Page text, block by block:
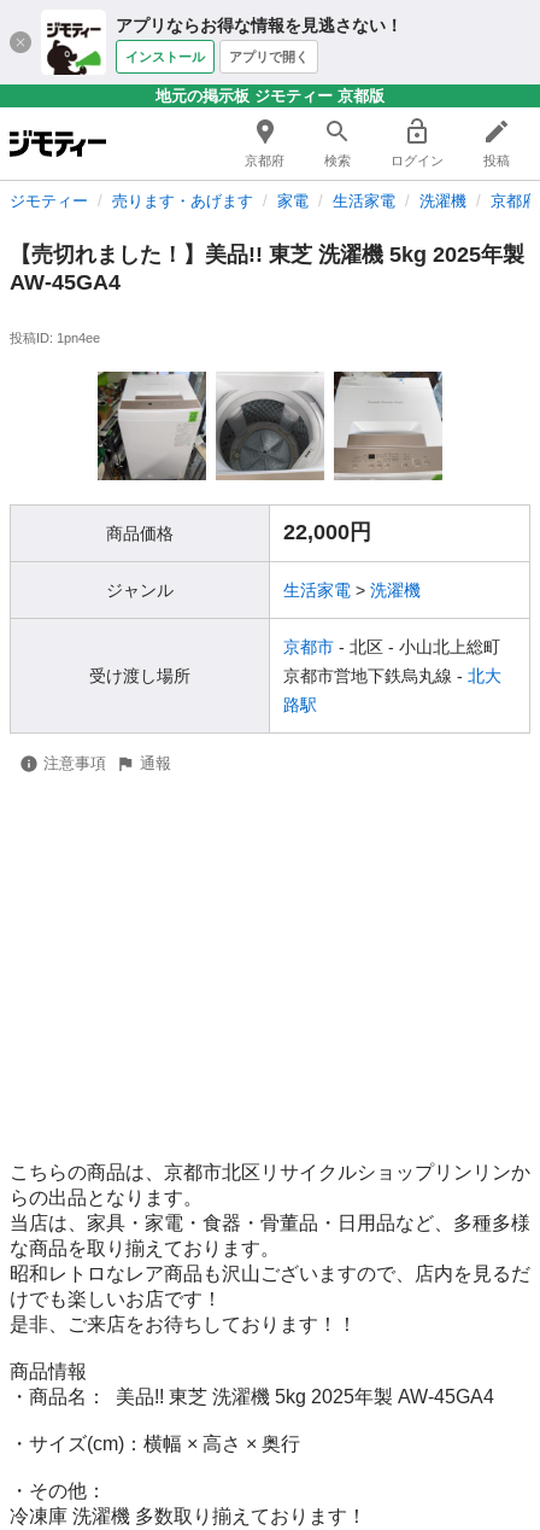
アプリならお得な情報を見逃さない！
インストール アプリで開く
地元の掲示板 ジモティー 京都版
京都府 検索 ログイン 投稿
ジモティー 売ります・あげます 家電 生活家電 洗濯機 京都
【売切れました！】美品!! 東芝 洗濯機 5kg 2025年製
AW-45GA4
投稿ID: 1pn4ee
商品価格 22,000円
ジャンル 生活家電 > 洗濯機
受け渡し場所
京都市 - 北区 - 小山北上総町
京都市営地下鉄烏丸線 - 北大
路駅
注意事項 通報
こちらの商品は、京都市北区リサイクルショップリンリンか
らの出品となります。
当店は、家具・家電・食器・骨董品・日用品など、多種多様
な商品を取り揃えております。
昭和レトロなレア商品も沢山ございますので、店内を見るだ
けでも楽しいお店です！
是非、ご来店をお待ちしております！！
商品情報
・商品名：  美品!! 東芝 洗濯機 5kg 2025年製 AW-45GA4
・サイズ(cm)：横幅 × 高さ × 奥行
・その他：
冷凍庫 洗濯機 多数取り揃えております！